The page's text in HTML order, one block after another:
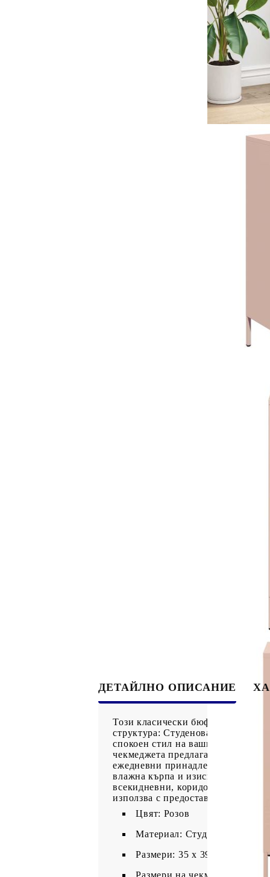
ДЕТАЙЛНО ОПИСАНИЕ
Този класически бюфет е
структура: Студеновалцуваната
спокоен стил на вашия интериор,
чекмеджета предлага достатъчно
ежедневни
влажна кърпа и изисква по-
всекидневни, коридори и т.н. за
използва с предоставеното
Цвят: Розов
Материал:
Размери: 35 x 39 x 73,5 см
Размери на чекмеджето: 31